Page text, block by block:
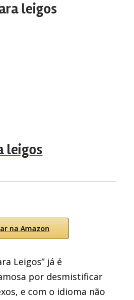
leigos
leigos
na Amazon
Leigos” já é
por desmistificar
e com o idioma não